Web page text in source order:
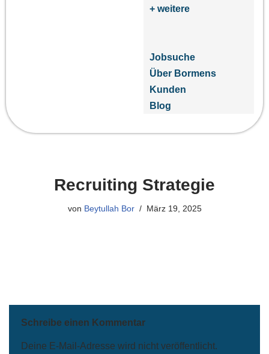
+ weitere
Jobsuche
Über Bormens
Kunden
Blog
Recruiting Strategie
von Beytullah Bor März 19, 2025
Schreibe einen Kommentar
Deine E-Mail-Adresse wird nicht veröffentlicht.